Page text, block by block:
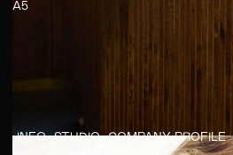
INFO STUDIO COMPANY PROFILE
A5